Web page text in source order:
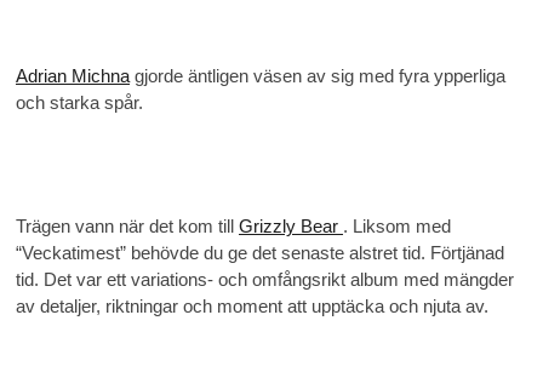
Adrian Michna gjorde äntligen väsen av sig med fyra ypperliga
och starka spår.
Trägen vann när det kom till Grizzly Bear . Liksom med
“Veckatimest” behövde du ge det senaste alstret tid. Förtjänad
tid. Det var ett variations- och omfångsrikt album med mängder
av detaljer, riktningar och moment att upptäcka och njuta av.